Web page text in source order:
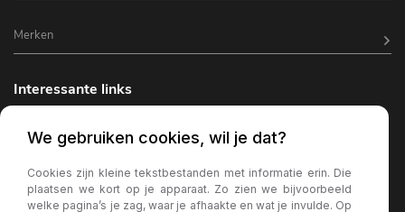
Merken
Interessante links
Horeca inrichting
Horeca terrasverlichting
Kantine inrichting
We gebruiken cookies, wil je dat?
Cookies zijn kleine tekstbestanden met informatie erin. Die
plaatsen we kort op je apparaat. Zo zien we bijvoorbeeld
welke pagina’s je zag, waar je afhaakte en wat je invulde. Op